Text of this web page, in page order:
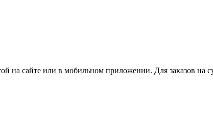
на сайте или в мобильном приложении. Для заказов на